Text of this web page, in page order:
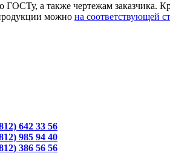
а также чертежам заказчика.
можно на соответствующей
642 33 56
985 94 40
386 56 56